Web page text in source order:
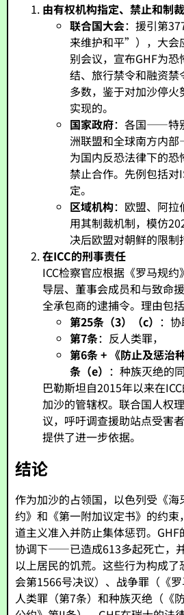
由有权机构指定、禁止和制裁
联合国大会：援引第
来维护和平”），大会
别会议，宣布GHF为
结、旅行禁令和融资
多数，鉴于对加沙停
实现的。
国家政府：各国——特
洲联盟和全球南方内
为国内反恐法律下的
禁止合作。先例包括
定。
区域机构：欧盟、阿
用其制裁机制，模仿
决后欧盟对朝鲜的限制
在ICC的刑事责任
ICC检察官应根据《罗马规
导层、董事会成员和与致命
全承包商的逮捕令。理由包括
第25条（3）（c） ：
第7条：反人类罪，
第6条 + 《防止及惩治
条（e） ：种族灭绝的同
巴勒斯坦自2015年以来在
加沙的管辖权。联合国人权
议，呼吁调查援助站点受害
提供了进一步依据。
结论
作为加沙的占领国，以色列受《
约》和《第一附加议定书》的约
道主义准入并防止集体惩罚。
协调下——已造成613多起死亡，
以上居民的饥荒。这些行为构成
会第1566号决议）、战争罪（《
人类罪（第7条）和种族灭绝（《